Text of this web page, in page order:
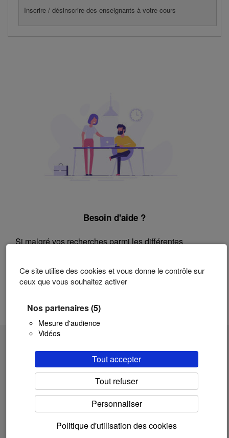
Ce site utilise des cookies et vous donne le contrôle sur
ceux que vous souhaitez activer
Nos partenaires(5)
Mesure d'audience
Vidéos
Tout accepter
Tout refuser
Personnaliser
Politique d'utilisation des cookies
Inscrire / désinscrire des enseignants à votre cours
Besoin d'aide ?
Si malgré vos recherches parmi les différentes
réponses :
proposés par le Campus Numérique de la Province de
Hainaut pour la HEPH Condorcet, Hainaut-EA et
Eduhainaut.
Une création duCampus Numérique
Politique d’utilisation des Cookies-Mentions légales-Politique Générale de